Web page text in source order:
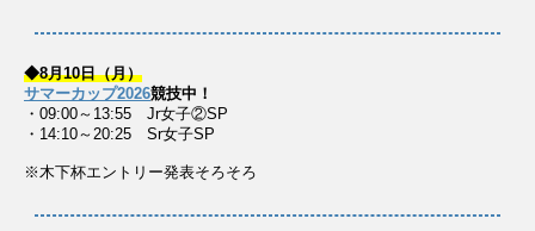
◆8月10日（月）
サマーカップ2026競技中！
・09:00～13:55 Jr女子②SP
・14:10～20:25 Sr女子SP
※木下杯エントリー発表そろそろ